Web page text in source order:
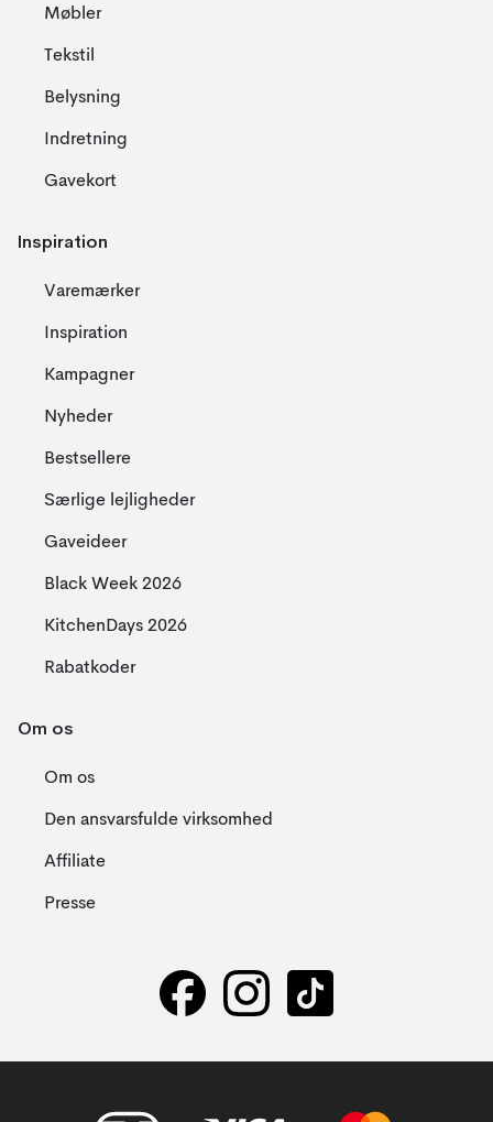
Møbler
Tekstil
Belysning
Indretning
Gavekort
Inspiration
Varemærker
Inspiration
Kampagner
Nyheder
Bestsellere
Særlige lejligheder
Gaveideer
Black Week 2026
KitchenDays 2026
Rabatkoder
Om os
Om os
Den ansvarsfulde virksomhed
Affiliate
Presse